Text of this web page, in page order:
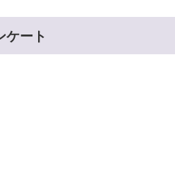
ケート